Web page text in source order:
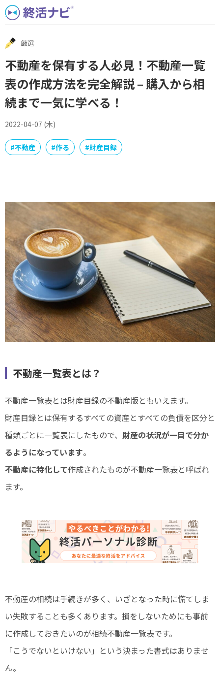
Skip
to
content
厳選
不動産を保有する人必見！不動産一覧
表の作成方法を完全解説 – 購入から相
続まで一気に学べる！
2022-04-07 (木)
#不動産 #作る #財産目録
不動産一覧表とは？
不動産一覧表とは財産目録の不動産版ともいえます。
財産目録とは保有するすべての資産とすべての負債を区分と
種類ごとに一覧表にしたもので、 財産の状況が一目で分か
るようになっています。
不動産に特化して作成されたものが不動産一覧表と呼ばれ
ます。
不動産の相続は手続きが多く、いざとなった時に慌てしま
い失敗することも多くあります。損をしないためにも事前
に作成しておきたいのが相続不動産一覧表です。
「こうでないといけない」という決まった書式はありませ
ん。